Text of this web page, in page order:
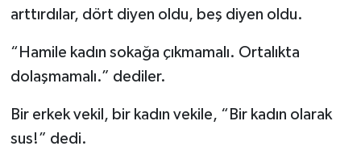
arttırdılar, dört diyen oldu, beş diyen oldu.
“Hamile kadın sokağa çıkmamalı. Ortalıkta
dolaşmamalı.” dediler.
Bir erkek vekil, bir kadın vekile, “Bir kadın olarak
sus!” dedi.